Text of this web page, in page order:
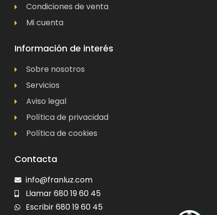
Condiciones de venta
Mi cuenta
Información de interés
Sobre nosotros
Servicios
Aviso legal
Política de privacidad
Política de cookies
Contacta
info@franluz.com
Llamar 680 19 60 45
Escribir 680 19 60 45